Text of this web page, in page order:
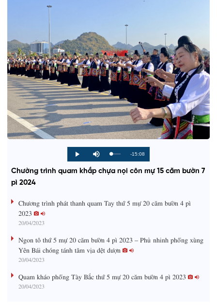
P
l
M
u
e
L
d
e
P
r
g
%
R
e
i
-15:08
Chường trình quam khắp chựa nọi côn mự 15 căm bườn 7
pì 2024
Chương trình phát thanh quam Tay thứ 5 mự 20 căm bườn 4 pì
2023
20/04/2023
Ngon tô thứ 5 mự 20 căm bườn 4 pì 2023 – Phủ nhinh phổng xùng
Yên Bái chóng tánh tăm vịa dệt dượn
20/04/2023
Quam kháo phổng Tày Bắc thứ 5 mự 20 căm bườn 4 pì 2023
20/04/2023